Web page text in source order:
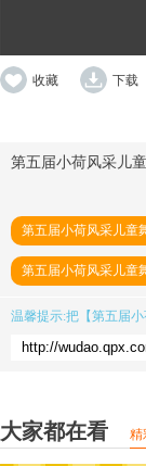
收藏 下载
第五届小荷风采儿
第五届小荷风采儿童
第五届小荷风采儿童
温馨提示:把【第五届
舞蹈下载及观看地址
大家都在看 精